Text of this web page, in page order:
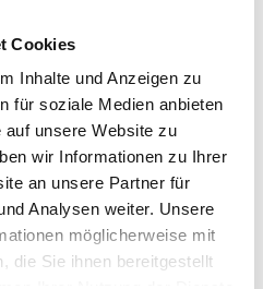
Cookies
Inhalte und Anzeigen zu
für soziale Medien anbieten
unsere Website zu
wir Informationen zu Ihrer
an unsere Partner für
Analysen weiter. Unsere
möglicherweise mit
die Sie ihnen bereitgestellt
am Start – natürlich
Berufsschule für
vom 15. Juni bis 5.
über 2000
zurückgelegt und